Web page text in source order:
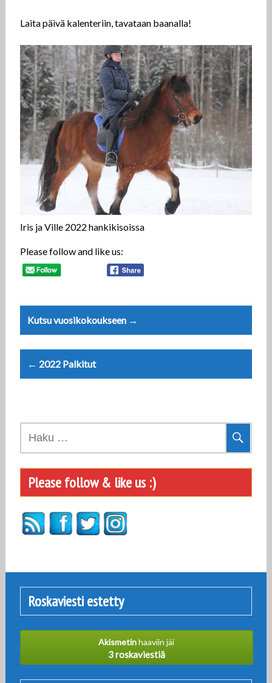
Laita päivä kalenteriin, tavataan baanalla!
Iris ja Ville 2022 hankikisoissa
Please follow and like us:
Post
navigation
Kutsu vuosikokoukseen →
← 2022 Palkitut
Please follow & like us :)
Roskaviesti estetty
Akismetinhaaviin jäi
3 roskaviestiä